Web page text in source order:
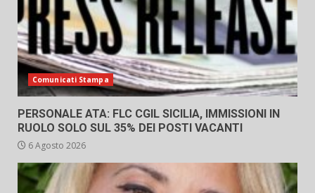
Comunicati Stampa
PERSONALE ATA: FLC CGIL SICILIA, IMMISSIONI IN
RUOLO SOLO SUL 35% DEI POSTI VACANTI
6 Agosto 2026